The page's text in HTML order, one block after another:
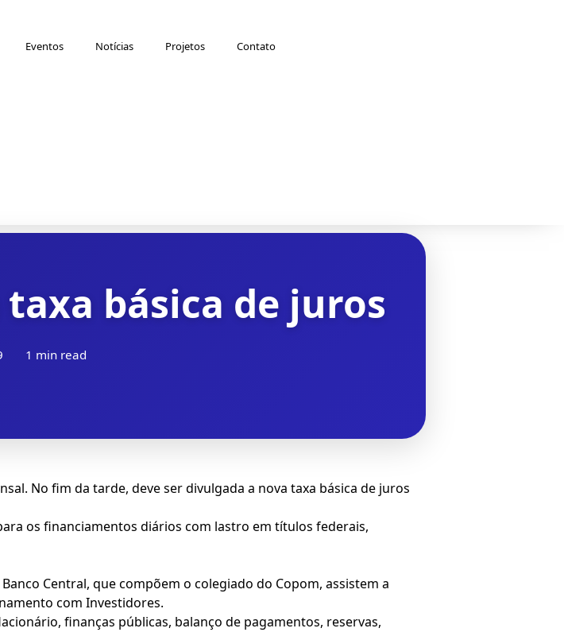
Eventos Notícias Projetos Contato
básica de juros
1 min read
No fim da tarde, deve ser divulgada a nova taxa básica de juros
os financiamentos diários com lastro em títulos federais,
Central, que compõem o colegiado do Copom, assistem a
com Investidores.
finanças públicas, balanço de pagamentos, reservas,